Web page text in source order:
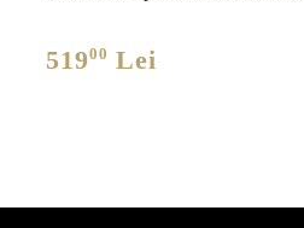
51900 Lei